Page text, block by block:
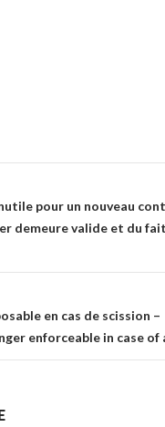
pour un nouveau
demeure valide et du
en cas de scission –
enforceable in case of